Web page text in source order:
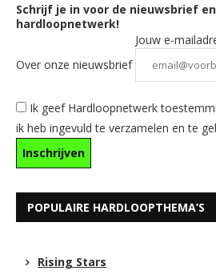
Schrijf je in voor de nieuwsbrief
hardloopnetwerk!
Over onze nieuwsbrief
Jouw e-
Ik geef Hardloopnetwerk
ik heb ingevuld te verzamelen en te
POPULAIRE HARDLOOPTHEMA’S
Rising Stars